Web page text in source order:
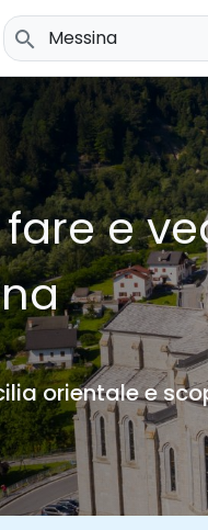
search
e
orientale e